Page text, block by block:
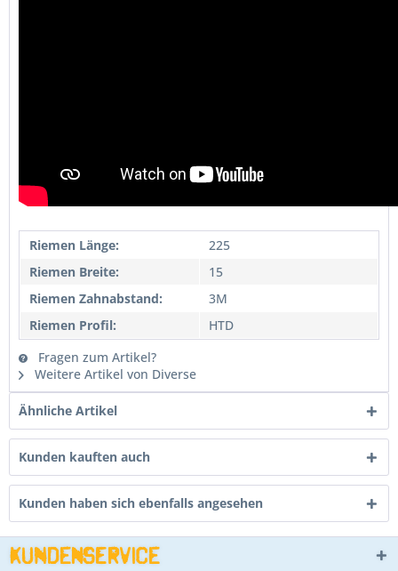
Riemen Länge:
225
Riemen Breite:
15
Riemen Zahnabstand:
3M
Riemen Profil:
HTD
Fragen zum Artikel?
Weitere Artikel von Diverse
Ähnliche Artikel
Kunden kauften auch
Kunden haben sich ebenfalls angesehen
Kundenservice